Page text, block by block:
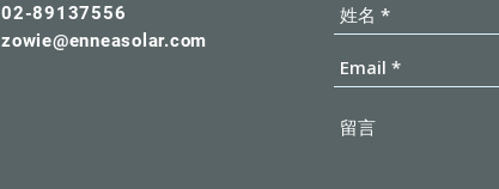
02-89137556
zowie@enneasolar.com